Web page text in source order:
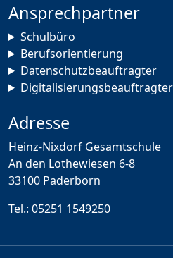
Ansprechpartner
Schulbüro
Berufsorientierung
Datenschutzbeauftragter
Digitalisierungsbeauftragter
Adresse
Heinz-Nixdorf Gesamtschule
An den Lothewiesen 6-8
33100 Paderborn
Tel.: 05251 1549250